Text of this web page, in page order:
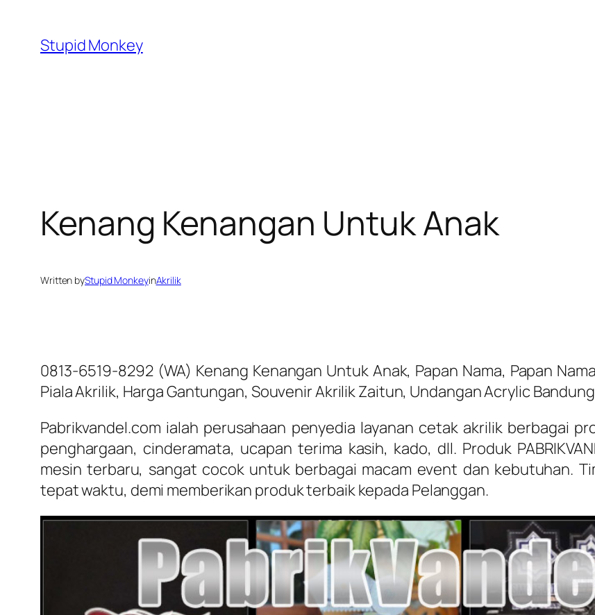
content
Stupid Monkey
Kenang Kenangan Untuk Anak
Written byStupid MonkeyinAkrilik
0813-6519-8292 (WA) Kenang Kenangan Untuk Anak, Papan Nama, Papan
Piala Akrilik, Harga Gantungan, Souvenir Akrilik Zaitun, Undangan Acrylic
Pabrikvandel.com ialah perusahaan penyedia layanan cetak akrilik berbagai
penghargaan, cinderamata, ucapan terima kasih, kado, dll. Produk
mesin terbaru, sangat cocok untuk berbagai macam event dan kebutuhan.
tepat waktu, demi memberikan produk terbaik kepada Pelanggan.